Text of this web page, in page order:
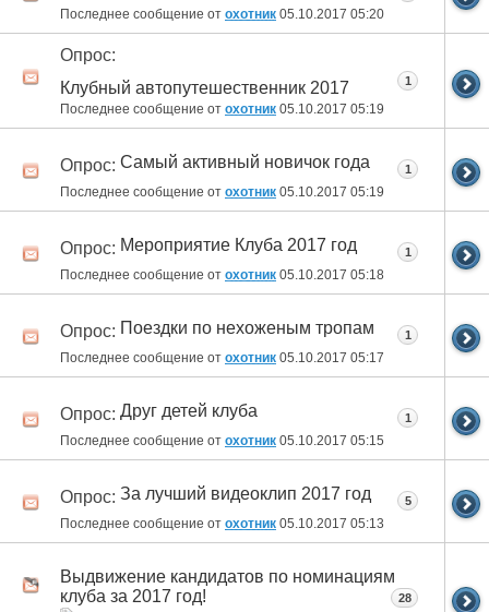
Последнее сообщение от охотник 05.10.2017 05:20
Опрос:
Клубный автопутешественник 2017
Последнее сообщение от охотник 05.10.2017 05:19
1
Опрос: Самый активный новичок года
Последнее сообщение от охотник 05.10.2017 05:19
1
Опрос: Мероприятие Клуба 2017 год
Последнее сообщение от охотник 05.10.2017 05:18
1
Опрос: Поездки по нехоженым тропам
Последнее сообщение от охотник 05.10.2017 05:17
1
Опрос: Друг детей клуба
Последнее сообщение от охотник 05.10.2017 05:15
1
Опрос: За лучший видеоклип 2017 год
Последнее сообщение от охотник 05.10.2017 05:13
5
Выдвижение кандидатов по номинациям
клуба за 2017 год!
28